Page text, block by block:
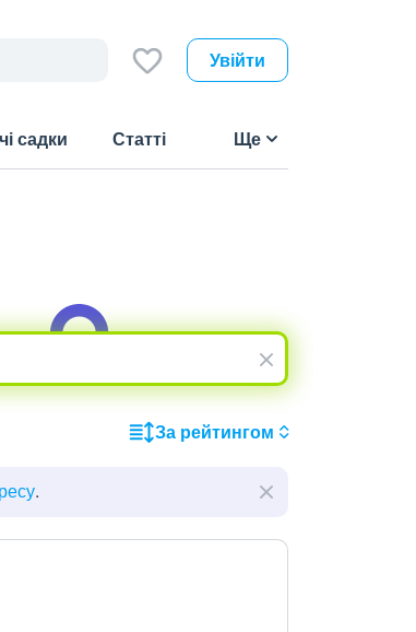
Увійти
садки Статті Ще
За рейтингом
.